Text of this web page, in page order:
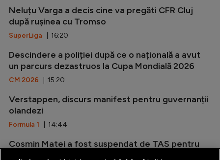
Neluțu Varga a decis cine va pregăti CFR Cluj
după rușinea cu Tromso
SuperLiga | 16:20
Descindere a poliției după ce o națională a avut
un parcurs dezastruos la Cupa Mondială 2026
CM 2026 | 15:20
Verstappen, discurs manifest pentru guvernanții
olandezi
Formula 1 | 14:44
Cosmin Matei a fost suspendat de TAS pentru